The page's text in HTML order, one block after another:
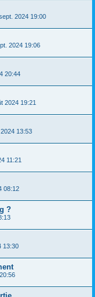
2024 19:00
2024 19:06
20:44
2024 19:21
13:53
11:21
08:12
?
13:30